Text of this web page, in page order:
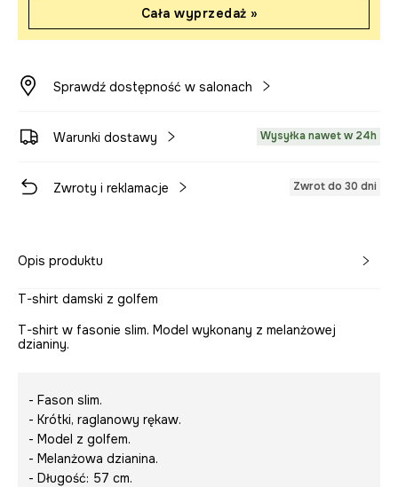
Cała wyprzedaż »
Sprawdź dostępność w salonach
Warunki dostawy Wysyłka nawet w 24h
Zwroty i reklamacje Zwrot do 30 dni
Opis produktu
T-shirt damski z golfem
T-shirt w fasonie slim. Model wykonany z melanżowej
dzianiny.
- Fason slim.
- Krótki, raglanowy rękaw.
- Model z golfem.
- Melanżowa dzianina.
- Długość: 57 cm.